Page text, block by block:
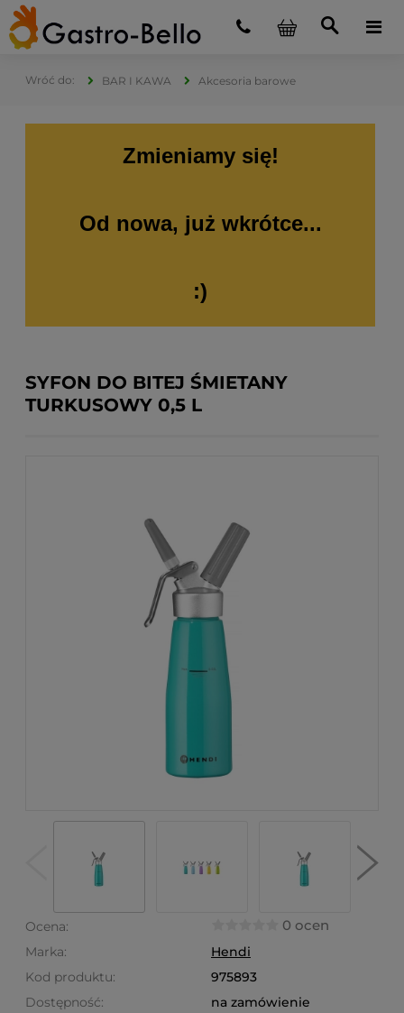
BAR I KAWA Akcesoria barowe
Zmieniamy się!
Od nowa, już wkrótce...
:)
SYFON DO BITEJ ŚMIETANY
TURKUSOWY 0,5 L
Ocena: 0 ocen
Marka:
Hendi
Kod produktu:
975893
Dostępność:
na zamówienie